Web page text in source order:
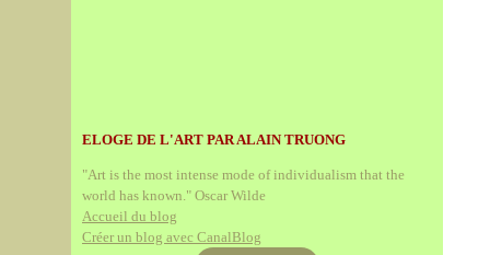
ELOGE DE L'ART PAR ALAIN TRUONG
"Art is the most intense mode of individualism that the
world has known." Oscar Wilde
Accueil du blog
Créer un blog avec CanalBlog